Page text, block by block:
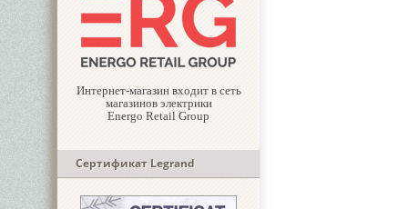
Интернет-магазин входит в сеть
магазинов электрики
Energo Retail Group
Сертификат Legrand